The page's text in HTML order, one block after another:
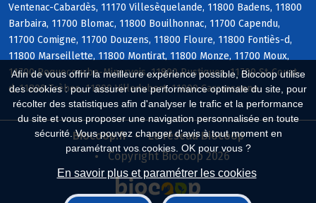
Afin de vous offrir la meilleure expérience possible, Biocoop utilise
des cookies : pour assurer une performance optimale du site, pour
récolter des statistiques afin d'analyser le trafic et la performance
du site et vous proposer une navigation personnalisée en toute
sécurité. Vous pouvez changer d'avis à tout moment en
paramétrant vos cookies. OK pour vous ?
En savoir plus et paramétrer les cookies
Ventenac-Cabardès, 11170 Villesèquelande, 11800 Badens, 11800
Barbaira, 11700 Blomac, 11800 Bouilhonnac, 11700 Capendu,
11700 Comigne, 11700 Douzens, 11800 Floure, 11800 Fontiès-d,
11800 Marseillette, 11800 Montirat, 11800 Monze, 11700 Moux,
11700 Roquecourbe-Minervois, 11800 Rustiques, 11700 St-Couat-
d, 11800 Trèbes, 11800 Villedubert, 11000 Carcassonne
Biocoop.fr
Le réseau Biocoop
Copyright Biocoop 2026